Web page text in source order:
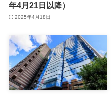
年4月21日以降）
2025年4月18日